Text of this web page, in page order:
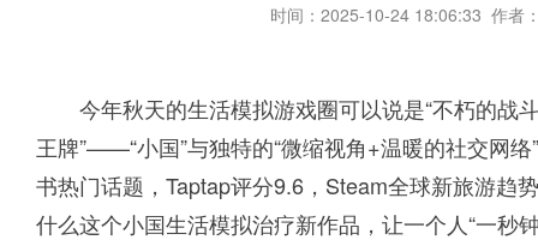
时间：2025-10-24 18:06:33 作者
今年秋天的生活模拟游戏圈可以说是“不朽的战
王牌”——“小国”与独特的“微缩视角+温暖的社交网
书热门话题，Taptap评分9.6，Steam全球新旅游
什么这个小国生活模拟治疗新作品，让一个人“一秒